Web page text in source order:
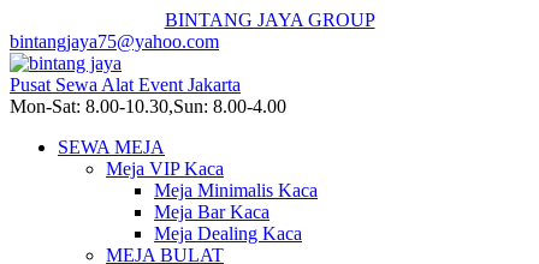
BINTANG JAYA GROUP
bintangjaya75@yahoo.com
Pusat Sewa Alat Event Jakarta
Mon-Sat: 8.00-10.30,Sun: 8.00-4.00
SEWA MEJA
Meja VIP Kaca
Meja Minimalis Kaca
Meja Bar Kaca
Meja Dealing Kaca
MEJA BULAT